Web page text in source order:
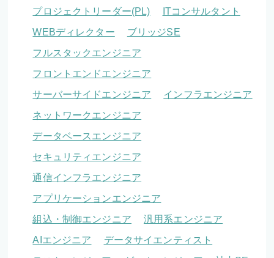
プロジェクトリーダー(PL)
ITコンサルタント
WEBディレクター
ブリッジSE
フルスタックエンジニア
フロントエンドエンジニア
サーバーサイドエンジニア
インフラエンジニア
ネットワークエンジニア
データベースエンジニア
セキュリティエンジニア
通信インフラエンジニア
アプリケーションエンジニア
組込・制御エンジニア
汎用系エンジニア
AIエンジニア
データサイエンティスト